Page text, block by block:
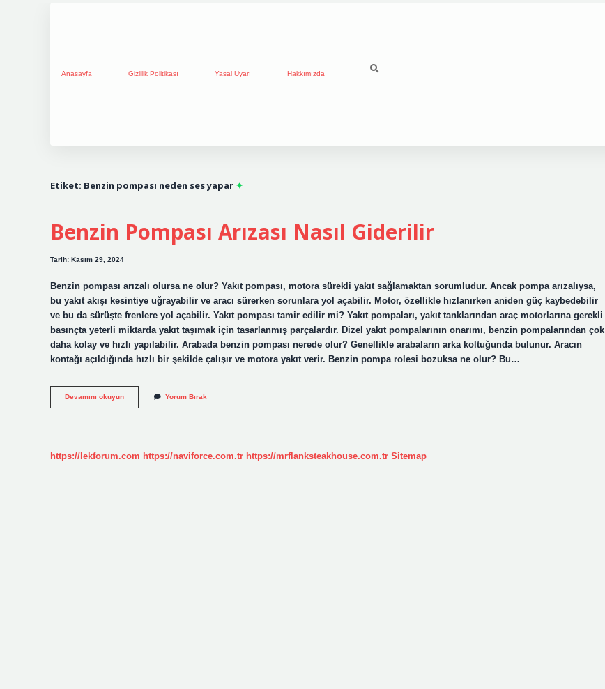
Anasayfa Gizlilik Politikası Yasal Uyarı Hakkımızda
Etiket: Benzin pompası neden ses yapar
Benzin Pompası Arızası Nasıl Giderilir
Tarih: Kasım 29, 2024
Benzin pompası arızalı olursa ne olur? Yakıt pompası, motora sürekli yakıt sağlamaktan sorumludur. Ancak pompa arızalıysa,
bu yakıt akışı kesintiye uğrayabilir ve aracı sürerken sorunlara yol açabilir. Motor, özellikle hızlanırken aniden güç kaybedebilir
ve bu da sürüşte frenlere yol açabilir. Yakıt pompası tamir edilir mi? Yakıt pompaları, yakıt tanklarından araç motorlarına gerekli
basınçta yeterli miktarda yakıt taşımak için tasarlanmış parçalardır. Dizel yakıt pompalarının onarımı, benzin pompalarından çok
daha kolay ve hızlı yapılabilir. Arabada benzin pompası nerede olur? Genellikle arabaların arka koltuğunda bulunur. Aracın
kontağı açıldığında hızlı bir şekilde çalışır ve motora yakıt verir. Benzin pompa rolesi bozuksa ne olur? Bu…
Devamını okuyunBenzin
Pompası
Yorum Bırak
https://lekforum.com https://naviforce.com.tr https://mrflanksteakhouse.com.tr Sitemap